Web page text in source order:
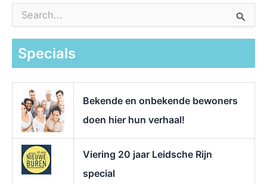
a
Specials
Bekende en onbekende bewoners
doen hier hun verhaal!
Viering 20 jaar Leidsche Rijn
special